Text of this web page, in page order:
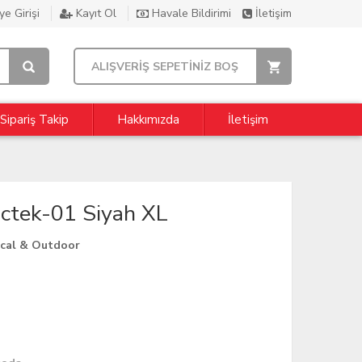
Girişi Kayıt Ol Havale Bildirimi İletişim
ALIŞVERİŞ SEPETİNİZ BOŞ
Sipariş Takip Hakkımızda İletişim
01 Siyah XL
& Outdoor